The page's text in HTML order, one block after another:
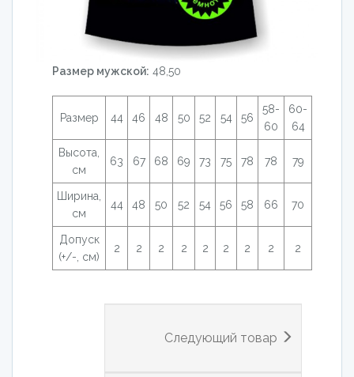
Размер мужской: 48,50
Размер 44 46 48 50 52 54 56
58-
60
60-
64
Высота,
см
63 67 68 69 73 75 78 78 79
Ширина,
см
44 48 50 52 54 56 58 66 70
Допуск
(+/-, см)
2 2 2 2 2 2 2 2 2
Следующий товар